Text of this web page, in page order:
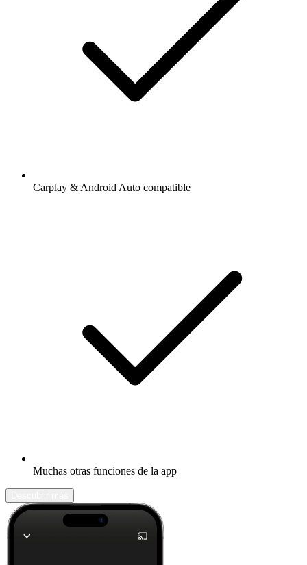
Carplay & Android Auto compatible
Muchas otras funciones de la app